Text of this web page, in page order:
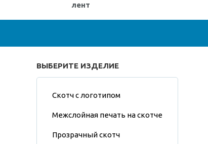
лент
ВЫБЕРИТЕ ИЗДЕЛИЕ
Скотч с логотипом
Межслойная печать на скотче
Прозрачный скотч